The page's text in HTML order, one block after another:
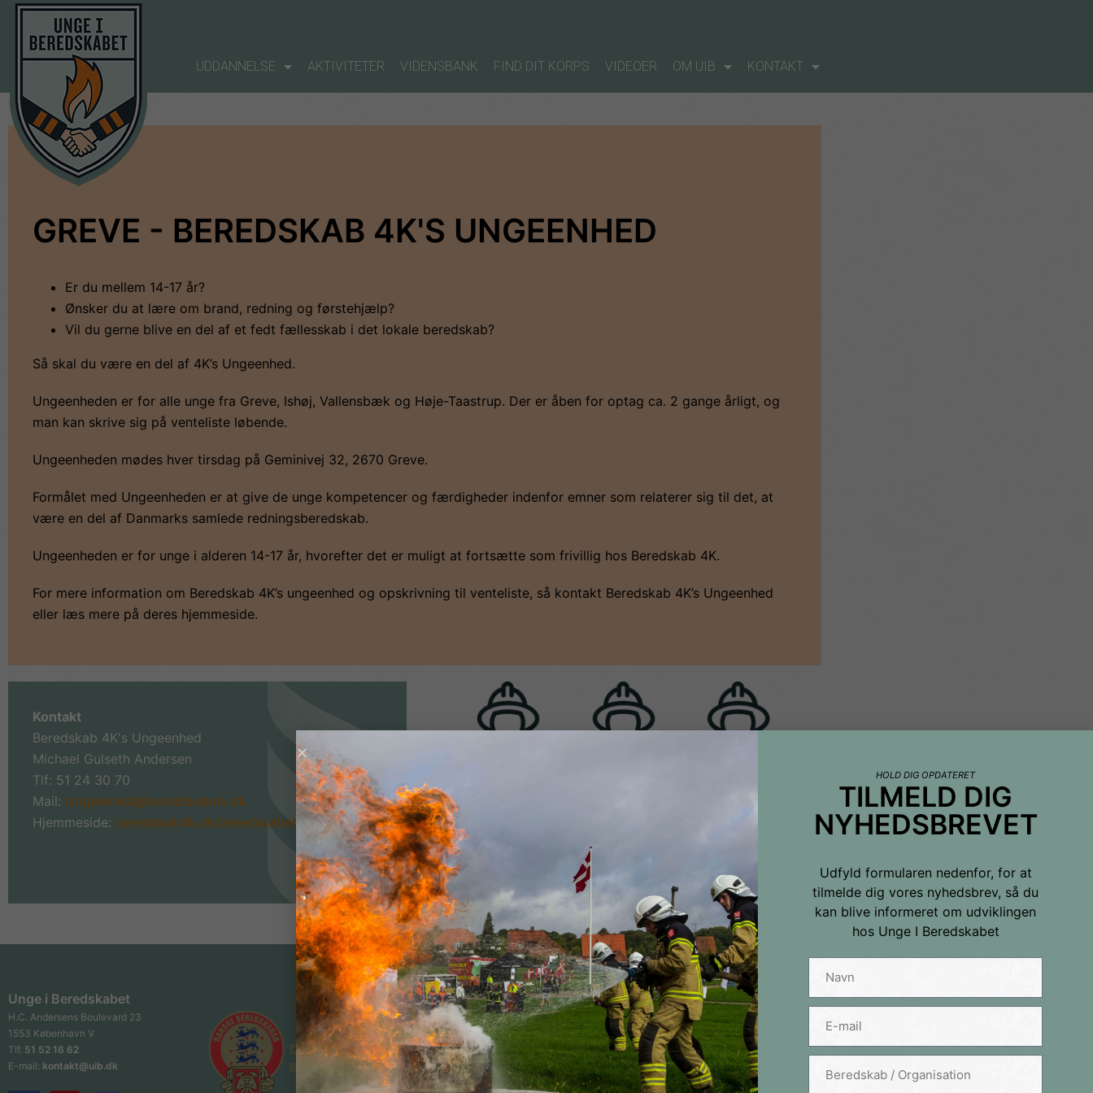
UDDANNELSE AKTIVITETER VIDENSBANK FIND DIT KORPS VIDEOER OM UIB KONTAKT
GREVE - BEREDSKAB 4K'S UNGEENHED
Er du mellem 14-17 år?
Ønsker du at lære om brand, redning og førstehjælp?
Vil du gerne blive en del af et fedt fællesskab i det lokale beredskab?
Så skal du være en del af 4K’s Ungeenhed.
Ungeenheden er for alle unge fra Greve, Ishøj, Vallensbæk og Høje-Taastrup. Der er åben for optag ca. 2 gange årligt, og
man kan skrive sig på venteliste løbende.
Ungeenheden mødes hver tirsdag på Geminivej 32, 2670 Greve.
Formålet med Ungeenheden er at give de unge kompetencer og færdigheder indenfor emner som relaterer sig til det, at
være en del af Danmarks samlede redningsberedskab.
Ungeenheden er for unge i alderen 14-17 år, hvorefter det er muligt at fortsætte som frivillig hos Beredskab 4K.
For mere information om Beredskab 4K’s ungeenhed og opskrivning til venteliste, så kontakt Beredskab 4K’s Ungeenhed
eller læs mere på deres hjemmeside.
Kontakt
Beredskab 4K's Ungeenhed
Michael Gulseth Andersen
Tlf: 51 24 30 70
Mail: Ungeenhed@beredskab4k.dk
Hjemmeside: beredskab4k.dk/beredskabet/ungeenhed/
Unge i Beredskabet
H.C. Andersens Boulevard 23
1553 København V
Tlf. 51 52 16 62
E-mail: kontakt@uib.dk
Tilmeld dig nyhedsbrevet
Navn
E-mail
HOLD DIG OPDATERET
TILMELD DIG
NYHEDSBREVET
Udfyld formularen nedenfor, for at
tilmelde dig vores nyhedsbrev, så du
kan blive informeret om udviklingen
hos Unge I Beredskabet